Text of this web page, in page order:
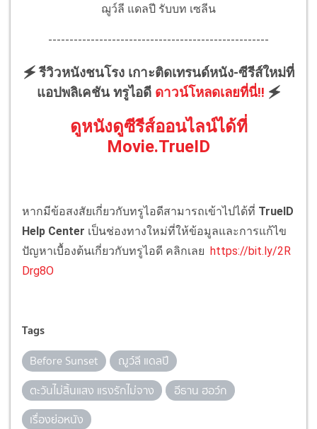
ฌูว์ลี แดลปี รับบท เซลีน
----------------------------------------------------
🗲 รีวิวหนังชนโรง เกาะติดเทรนด์หนัง-ซีรีส์ใหม่ที่
แอปพลิเคชัน ทรูไอดี ดาวน์โหลดเลยที่นี่!! 🗲
ดูหนังดูซีรีส์ออนไลน์ได้ที่
Movie.TrueID
หากมีข้อสงสัยเกี่ยวกับทรูไอดีสามารถเข้าไปได้ที่ TrueID
Help Center เป็นช่องทางใหม่ที่ให้ข้อมูลและการแก้ไข
ปัญหาเบื้องต้นเกี่ยวกับทรูไอดี คลิกเลย https://bit.ly/2R
Drg8O
Tags
Before Sunset
ฌูว์ลี แดลปี
ตะวันไม่สิ้นแสง แรงรักไม่จาง
อีธาน ฮอว์ก
เรื่องย่อหนัง